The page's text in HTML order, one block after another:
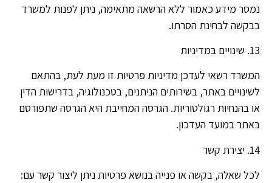
נמסר מידע כאמור ללא הרשאה מתאימה, ניתן לפנות למשרד
בבקשה לבחינת הסרתו.
13. שינויים במדיניות
המשרד רשאי לעדכן מדיניות פרטיות זו מעת לעת, בהתאם
לשינויים באתר, בשירותים הניתנים, בטכנולוגיה, בדרישות הדין
או בהנחיות רגולטוריות. הגרסה המחייבת היא הגרסה שתפורסם
באתר במועד העדכון.
14. יצירת קשר
לכל שאלה, בקשה או פנייה בנושא פרטיות ניתן ליצור קשר עם: